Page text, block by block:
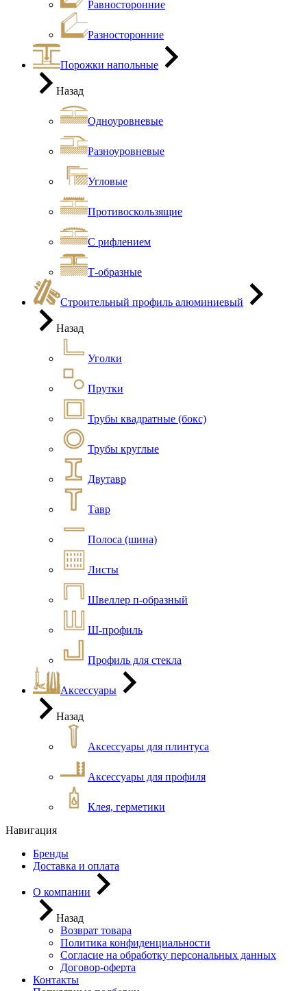
Равносторонние
Разносторонние
Порожки напольные
Назад
Одноуровневые
Разноуровневые
Угловые
Противоскользящие
С рифлением
Т-образные
Строительный профиль алюминиевый
Назад
Уголки
Прутки
Трубы квадратные (бокс)
Трубы круглые
Двутавр
Тавр
Полоса (шина)
Листы
Швеллер п-образный
Ш-профиль
Профиль для стекла
Аксессуары
Назад
Аксессуары для плинтуса
Аксессуары для профиля
Клея, герметики
Навигация
Бренды
Доставка и оплата
О компании
Назад
Возврат товара
Политика конфиденциальности
Согласие на обработку персональных данных
Договор-оферта
Контакты